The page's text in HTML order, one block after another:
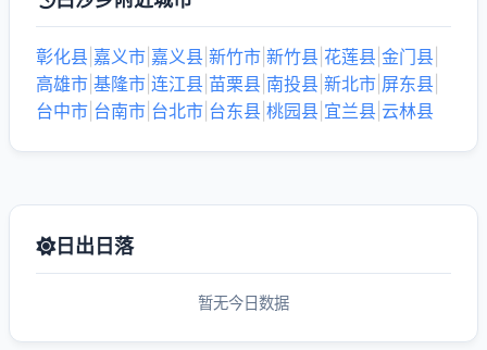
彰化县 嘉义市 嘉义县 新竹市 新竹县 花莲县 金门县
高雄市 基隆市 连江县 苗栗县 南投县 新北市 屏东县
台中市 台南市 台北市 台东县 桃园县 宜兰县 云林县
日出日落
暂无今日数据